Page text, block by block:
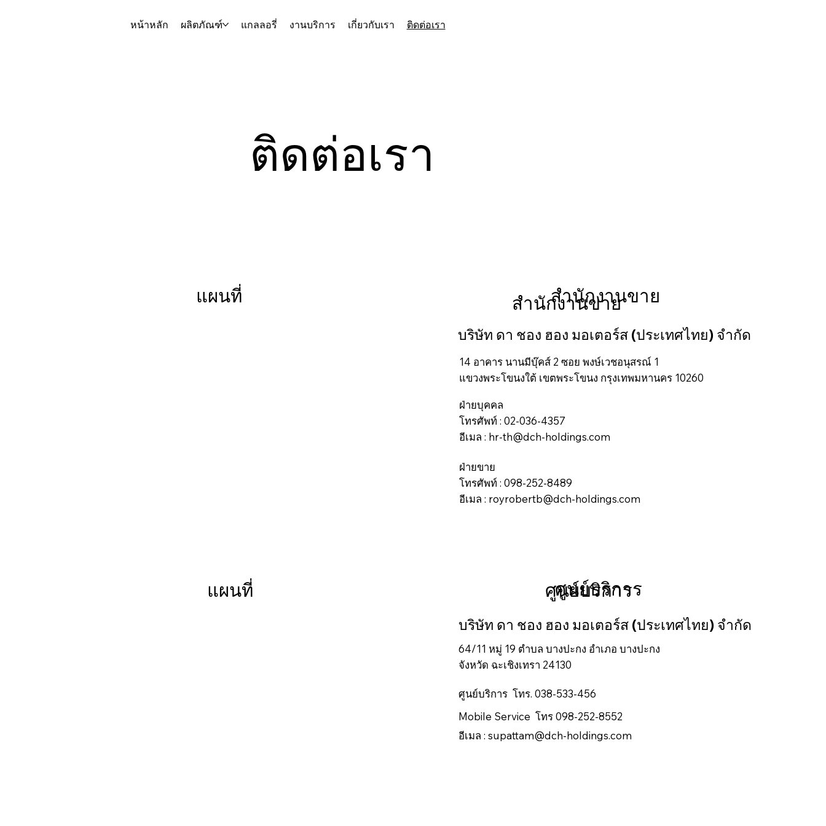
หน้าหลัก ผลิตภัณฑ์ แกลลอรี่ งานบริการ เกี่ยวกับเรา ติดต่อเรา
ติดต่อเรา
แผนที่ สำนักงานขาย
สำนักงานขาย
บริษัท ดา ชอง ฮอง มอเตอร์ส (ประเทศไทย) จำกัด
14 อาคาร นานมีบุ๊คส์ 2 ซอย พงษ์เวชอนุสรณ์ 1
แขวงพระโขนงใต้ เขตพระโขนง กรุงเทพมหานคร 10260
ฝ่ายบุคคล
โทรศัพท์ : 02-036-4357
อีเมล : hr-th@dch-holdings.com
ฝ่ายขาย
โทรศัพท์ : 098-252-8489
อีเมล : royrobertb@dch-holdings.com
แผนที่ ศูนย์บริการ
ศูนย์บริการ
บริษัท ดา ชอง ฮอง มอเตอร์ส (ประเทศไทย) จำกัด
64/11 หมู่ 19 ตำบล บางปะกง อำเภอ บางปะกง
จังหวัด ฉะเชิงเทรา 24130
ศูนย์บริการ โทร. 038-533-456
Mobile Service โทร 098-252-8552
อีเมล : supattam@dch-holdings.com